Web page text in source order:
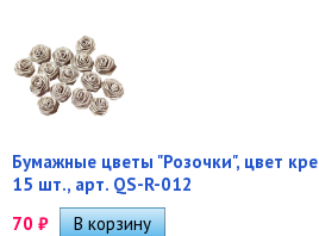
Бумажные цветы "Розочки", цвет
15 шт., арт. QS-R-012
70 ₽